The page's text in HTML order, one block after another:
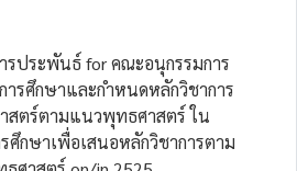
รประพันธ์ for คณะอนุกรรมการ
ารศึกษาและกำหนดหลักวิชาการ
สตร์ตามแนวพุทธศาสตร์ ใน
รศึกษาเพื่อเสนอหลักวิชาการตาม